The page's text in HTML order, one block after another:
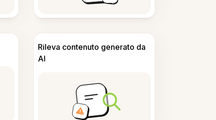
Rileva contenuto generato da
AI